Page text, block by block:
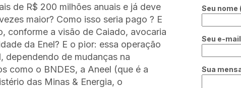
de R$ 200 milhões anuais e já deve
maior? Como isso seria pago ? E
conforme a visão de Caiado, avocaria
da Enel? E o pior: essa operação
dependendo de mudanças na
como o BNDES, a Aneel (que é a
das Minas & Energia, o
Seu nome
Seu e-
Sua